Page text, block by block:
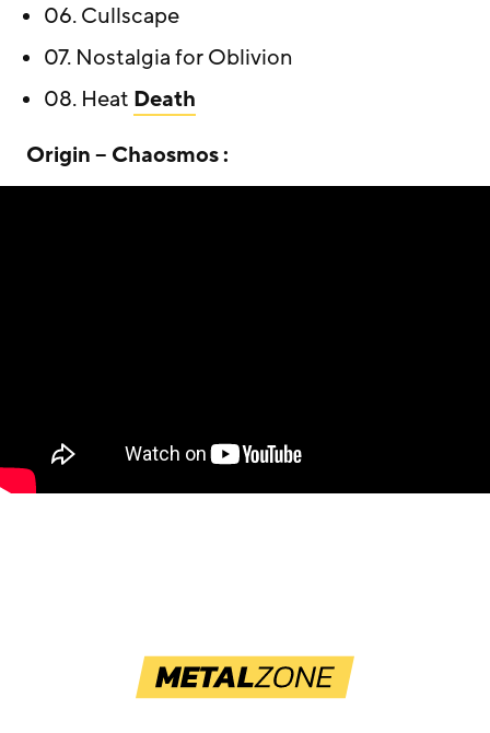
06. Cullscape
07. Nostalgia for Oblivion
08. Heat Death
Origin – Chaosmos :